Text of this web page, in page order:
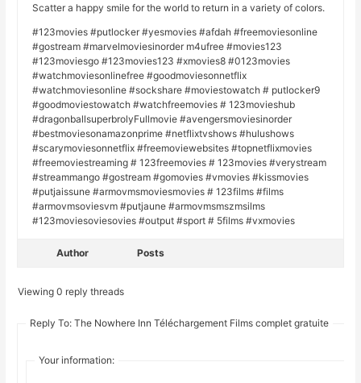
Scatter a happy smile for the world to return in a variety of colors.
#123movies #putlocker #yesmovies #afdah #freemoviesonline
#gostream #marvelmoviesinorder m4ufree #movies123
#123moviesgo #123movies123 #xmovies8 #0123movies
#watchmoviesonlinefree #goodmoviesonnetflix
#watchmoviesonline #sockshare #moviestowatch # putlocker9
#goodmoviestowatch #watchfreemovies # 123movieshub
#dragonballsuperbrolyFullmovie #avengersmoviesinorder
#bestmoviesonamazonprime #netflixtvshows #hulushows
#scarymoviesonnetflix #freemoviewebsites #topnetflixmovies
#freemoviestreaming # 123freemovies # 123movies #verystream
#streammango #gostream #gomovies #vmovies #kissmovies
#putjaissune #armovmsmoviesmovies # 123films #films
#armovmsoviesvm #putjaune #armovmsmszmsilms
#123moviesoviesovies #output #sport # 5films #vxmovies
Author Posts
Viewing 0 reply threads
Reply To: The Nowhere Inn Téléchargement Films complet gratuite
Your information: